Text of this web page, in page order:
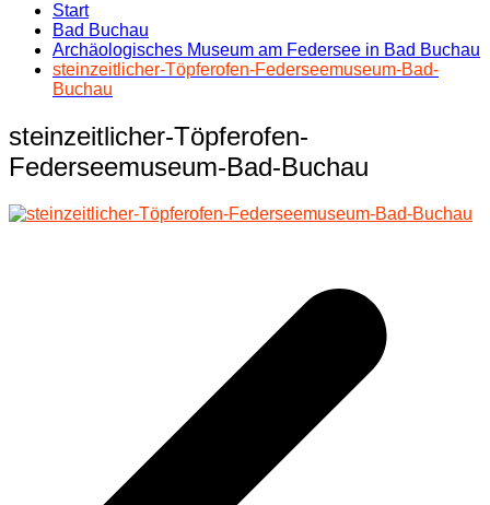
Start
Bad Buchau
Archäologisches Museum am Federsee in Bad Buchau
steinzeitlicher-Töpferofen-Federseemuseum-Bad-
Buchau
steinzeitlicher-Töpferofen-
Federseemuseum-Bad-Buchau